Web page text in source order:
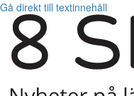
Gå direkt till textinnehåll